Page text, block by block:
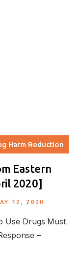
Harm Reduction
Eastern
2020]
12, 2020
Use Drugs Must
–